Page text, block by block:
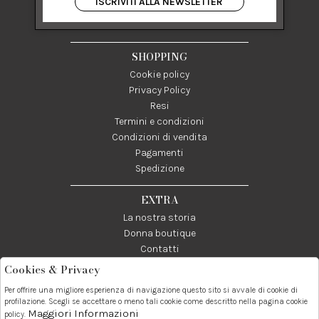
84122 Salerno Italia
P IVA 03024950655
SHOPPING
Cookie policy
Privacy Policy
Resi
Termini e condizioni
Condizioni di vendita
Pagamenti
Spedizione
EXTRA
La nostra storia
Donna boutique
Contatti
Telefono:
089237858
Whatsapp:
3338855601
Contatti:
info@donna1981.it
Cookies & Privacy
Per offrire una migliore esperienza di navigazione questo sito si avvale di cookie di
profilazione. Scegli se accettare o meno tali cookie come descritto nella pagina cookie
policy. Maggiori Informazioni